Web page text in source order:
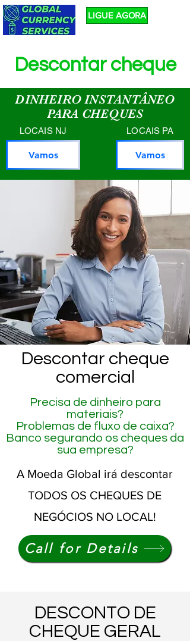
LIGUE AGORA
Descontar cheque
DINHEIRO INSTANTÂNEO
PARA CHEQUES
LOCAIS NJ
Vamos
LOCAIS PA
Vamos
Descontar cheque
comercial
Precisa de dinheiro para
materiais?
Problemas de fluxo de caixa?
Banco segurando os cheques da
sua empresa?
A Moeda Global irá descontar
TODOS OS CHEQUES DE
NEGÓCIOS NO LOCAL!
Call for Details
DESCONTO DE
CHEQUE GERAL